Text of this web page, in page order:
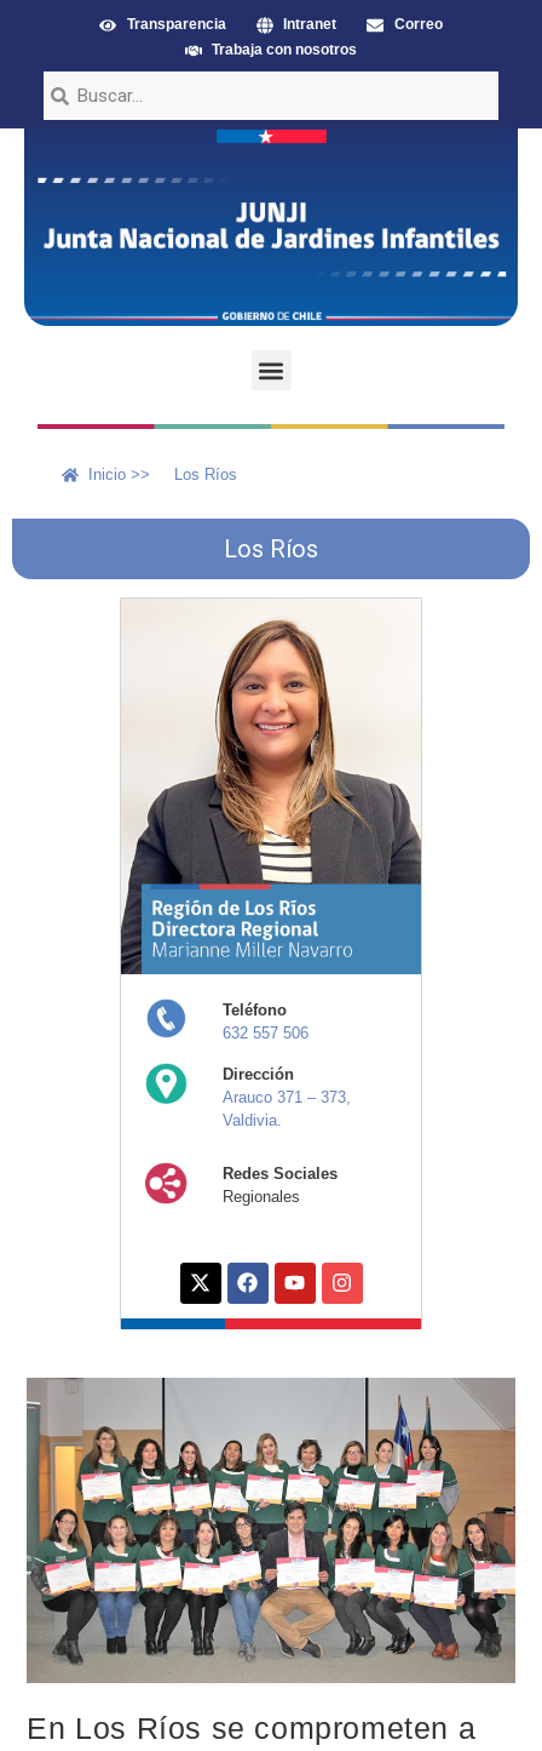
Transparencia Intranet
Correo
Trabaja con nosotros
Inicio >> Los Ríos
Los Ríos
Teléfono
632 557 506
Dirección
Arauco 371 – 373,
Valdivia.
Redes Sociales
Regionales
En Los Ríos se comprometen a